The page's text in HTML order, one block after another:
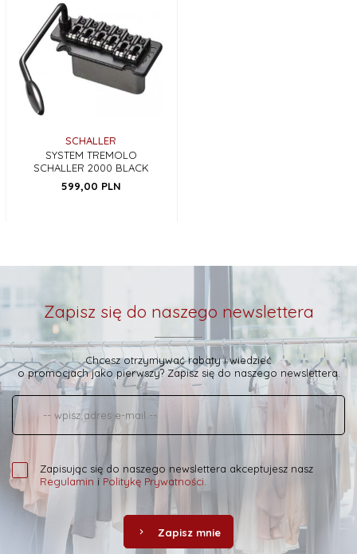
SCHALLER
SYSTEM TREMOLO
SCHALLER 2000 BLACK
599,00 PLN
Zapisz się do naszego newslettera
Chcesz otrzymywać rabaty i wiedzieć
o promocjach jako pierwszy? Zapisz się do naszego newslettera.
Zapisując się do naszego newslettera akceptujesz nasz
Regulamin i Politykę Prywatności
Zapisz mnie